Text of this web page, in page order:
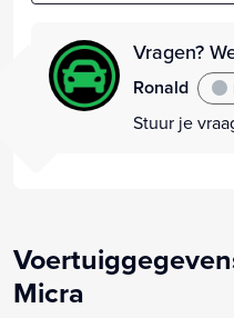
Vragen?
Ronald
Stuur je
Micra